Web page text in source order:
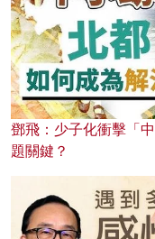
鄧飛：少子化衝擊「
題關鍵？